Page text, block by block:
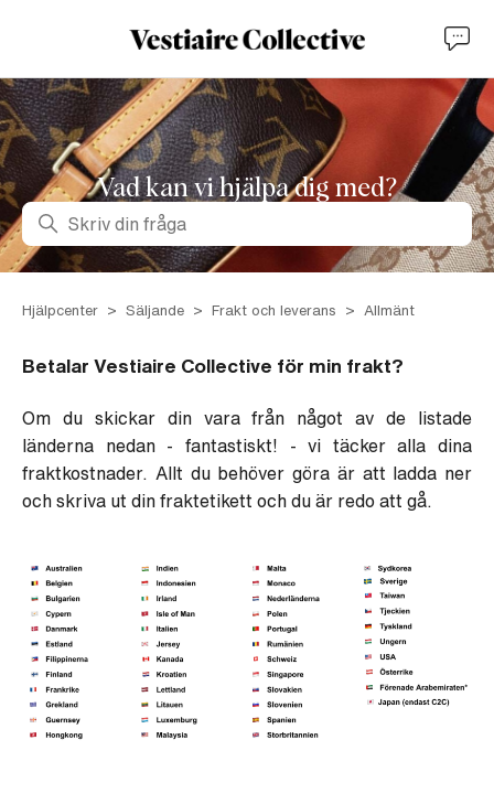
Vad kan vi hjälpa dig med?
Sök
Hjälpcenter Säljande Frakt och leverans Allmänt
Betalar Vestiaire Collective för min frakt?
Om du skickar din vara från något av de listade
länderna nedan - fantastiskt! - vi täcker alla dina
fraktkostnader. Allt du behöver göra är att ladda ner
och skriva ut din fraktetikett och du är redo att gå.